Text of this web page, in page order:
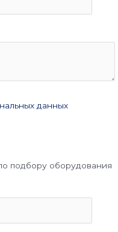
данных
подбору оборудования